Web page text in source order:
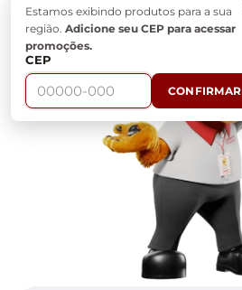
Estamos exibindo produtos para a sua
região. Adicione seu CEP para acessar
promoções.
CEP
CONFIRMAR